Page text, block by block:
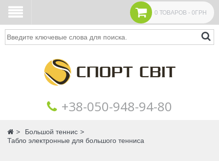
0 ТОВАРОВ - 0ГРН
Поиск
+38‎‎-050-948-94-80
Главная
Большой теннис
Табло электронные для большого тенниса